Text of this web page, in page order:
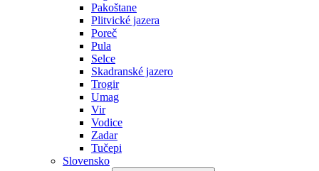
Pakoštane
Plitvické jazera
Poreč
Pula
Selce
Skadranské jazero
Trogir
Umag
Vir
Vodice
Zadar
Tučepi
Slovensko